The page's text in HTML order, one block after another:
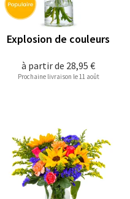
à partir de 28,95 €
Explosion de couleurs
Prochaine livraison le 11 août